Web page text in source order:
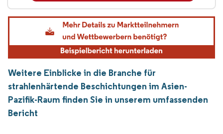
Weitere Einblicke in die Branche für
strahlenhärtende Beschichtungen im Asien-
Pazifik-Raum finden Sie in unserem umfassenden
Bericht